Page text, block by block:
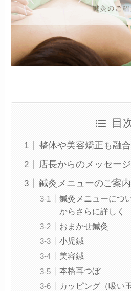
目
整体や美容矯正も融
店長からのメッセージ
鍼灸メニューのご案内
鍼灸メニューにつ
からさらに詳しく
おまかせ鍼灸
小児鍼
美容鍼
本格耳つぼ
カッピング（吸い玉